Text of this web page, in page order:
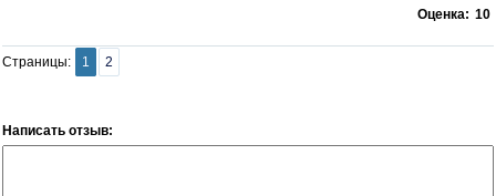
Оценка: 10
Страницы: 1 2
Написать отзыв: